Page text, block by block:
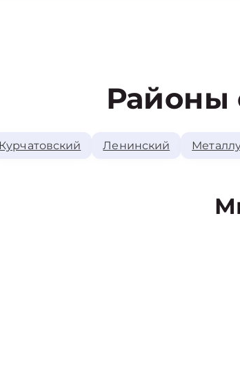
Районы
Курчатовский Ленинский